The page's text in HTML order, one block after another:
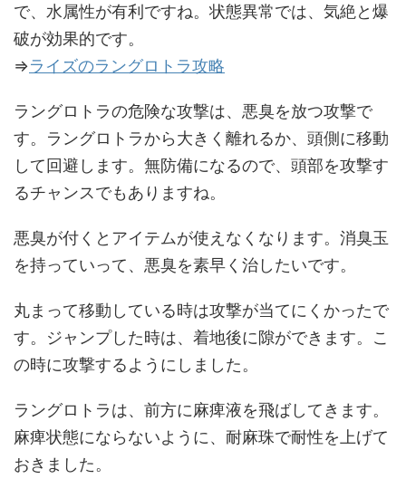
で、水属性が有利ですね。状態異常では、気絶と爆
破が効果的です。
⇒ライズのラングロトラ攻略
ラングロトラの危険な攻撃は、悪臭を放つ攻撃で
す。ラングロトラから大きく離れるか、頭側に移動
して回避します。無防備になるので、頭部を攻撃す
るチャンスでもありますね。
悪臭が付くとアイテムが使えなくなります。消臭玉
を持っていって、悪臭を素早く治したいです。
丸まって移動している時は攻撃が当てにくかったで
す。ジャンプした時は、着地後に隙ができます。こ
の時に攻撃するようにしました。
ラングロトラは、前方に麻痺液を飛ばしてきます。
麻痺状態にならないように、耐麻珠で耐性を上げて
おきました。